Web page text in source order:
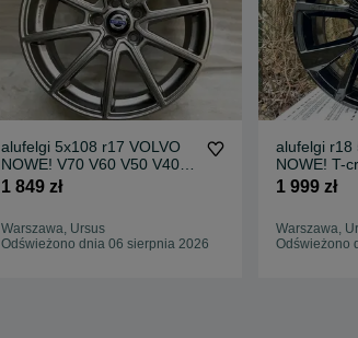
alufelgi 5x108 r17 VOLVO
NOWE! V70 V60 V50 V40
S40 S60 S80 i inne
1 849 zł
Warszawa, Ursus
Odświeżono dnia 06 sierpnia 2026
alufelgi r18
NOWE! T-
Beetle Fox
1 999 zł
Warszawa,
Odświeżono